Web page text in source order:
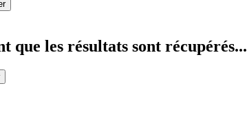
que les résultats sont récupérés...